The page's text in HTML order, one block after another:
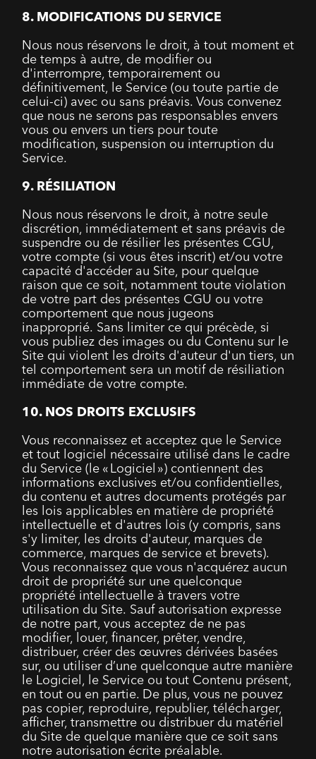
8. MODIFICATIONS DU SERVICE
Nous nous réservons le droit, à tout moment et
de temps à autre, de modifier ou
d'interrompre, temporairement ou
définitivement, le Service (ou toute partie de
celui-ci) avec ou sans préavis. Vous convenez
que nous ne serons pas responsables envers
vous ou envers un tiers pour toute
modification, suspension ou interruption du
Service.
9. RÉSILIATION
Nous nous réservons le droit, à notre seule
discrétion, immédiatement et sans préavis de
suspendre ou de résilier les présentes CGU,
votre compte (si vous êtes inscrit) et/ou votre
capacité d'accéder au Site, pour quelque
raison que ce soit, notamment toute violation
de votre part des présentes CGU ou votre
comportement que nous jugeons
inapproprié. Sans limiter ce qui précède, si
vous publiez des images ou du Contenu sur le
Site qui violent les droits d'auteur d'un tiers, un
tel comportement sera un motif de résiliation
immédiate de votre compte.
10. NOS DROITS EXCLUSIFS
Vous reconnaissez et acceptez que le Service
et tout logiciel nécessaire utilisé dans le cadre
du Service (le « Logiciel ») contiennent des
informations exclusives et/ou confidentielles,
du contenu et autres documents protégés par
les lois applicables en matière de propriété
intellectuelle et d'autres lois (y compris, sans
s'y limiter, les droits d'auteur, marques de
commerce, marques de service et brevets).
Vous reconnaissez que vous n'acquérez aucun
droit de propriété sur une quelconque
propriété intellectuelle à travers votre
utilisation du Site. Sauf autorisation expresse
de notre part, vous acceptez de ne pas
modifier, louer, financer, prêter, vendre,
distribuer, créer des œuvres dérivées basées
sur, ou utiliser d’une quelconque autre manière
le Logiciel, le Service ou tout Contenu présent,
en tout ou en partie. De plus, vous ne pouvez
pas copier, reproduire, republier, télécharger,
afficher, transmettre ou distribuer du matériel
du Site de quelque manière que ce soit sans
notre autorisation écrite préalable.